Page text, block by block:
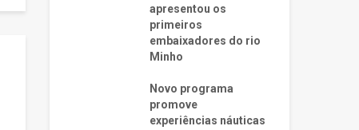
apresentou os
primeiros
embaixadores do rio
Minho
Novo programa
promove
experiências náuticas